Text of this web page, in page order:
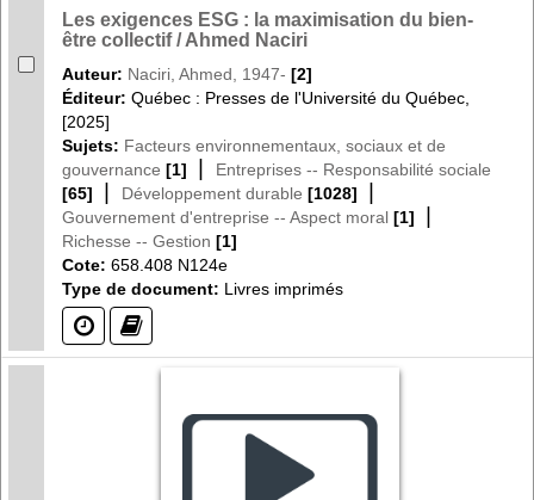
Les exigences ESG : la maximisation du bien-
être collectif / Ahmed Naciri
Auteur: Naciri, Ahmed, 1947- [2]
Éditeur: Québec : Presses de l'Université du Québec,
[2025]
Sujets: Facteurs environnementaux, sociaux et de
gouvernance [1] |
Entreprises -- Responsabilité sociale
[65]
| Développement durable [1028] |
Gouvernement d'entreprise -- Aspect moral [1] |
Richesse -- Gestion [1]
Cote: 658.408 N124e
Type de document: Livres imprimés
(?) (?)